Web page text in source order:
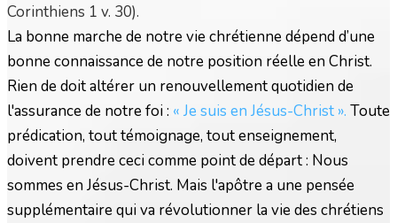
Corinthiens 1 v. 30).
La bonne marche de notre vie chrétienne dépend d’une
bonne connaissance de notre position réelle en Christ.
Rien de doit altérer un renouvellement quotidien de
l'assurance de notre foi : « Je suis en Jésus-Christ ». Toute
prédication, tout témoignage, tout enseignement,
doivent prendre ceci comme point de départ : Nous
sommes en Jésus-Christ. Mais l'apôtre a une pensée
supplémentaire qui va révolutionner la vie des chrétiens